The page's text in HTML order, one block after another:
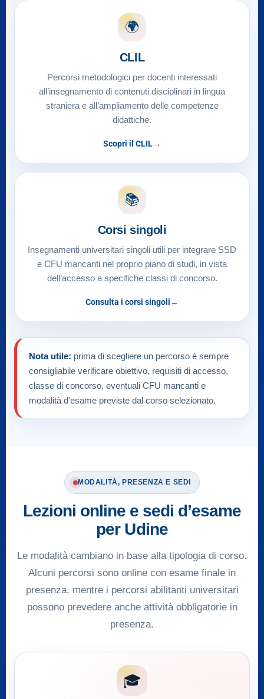
🌍
CLIL
Percorsi metodologici per docenti interessati
all’insegnamento di contenuti disciplinari in lingua
straniera e all’ampliamento delle competenze
didattiche.
Scopri il CLIL
📚
Corsi singoli
Insegnamenti universitari singoli utili per integrare SSD
e CFU mancanti nel proprio piano di studi, in vista
dell’accesso a specifiche classi di concorso.
Consulta i corsi singoli
Nota utile: prima di scegliere un percorso è sempre
consigliabile verificare obiettivo, requisiti di accesso,
classe di concorso, eventuali CFU mancanti e
modalità d’esame previste dal corso selezionato.
MODALITÀ, PRESENZA E SEDI
Lezioni online e sedi d’esame
per Udine
Le modalità cambiano in base alla tipologia di corso.
Alcuni percorsi sono online con esame finale in
presenza, mentre i percorsi abilitanti universitari
possono prevedere anche attività obbligatorie in
presenza.
🎓